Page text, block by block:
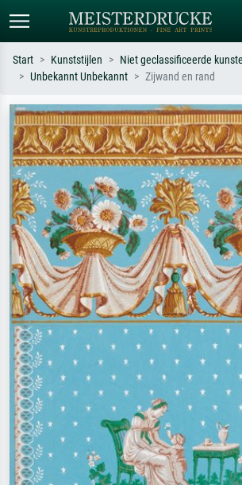
Zoek op kunstenaar, titel of stijl – bijv.
Monet, Sterrennacht, impressionisme,
Hokusai-golf, naakt.
Beschrijf
weide,
Start Kunststijlen
Niet geclassificeerde
Unbekannt Unbekannt
Zijwand en rand